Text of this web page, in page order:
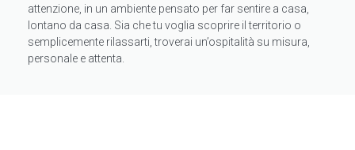
attenzione, in un ambiente pensato per far sentire a casa,
lontano da casa. Sia che tu voglia scoprire il territorio o
semplicemente rilassarti, troverai un’ospitalità su misura,
personale e attenta.